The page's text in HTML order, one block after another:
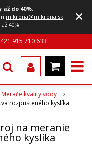
do 40%.
mikrona@mikrona.sk
40%
×
915 710 633
Merače kvality vody
rozpusteného kyslíka
na meranie
kyslíka